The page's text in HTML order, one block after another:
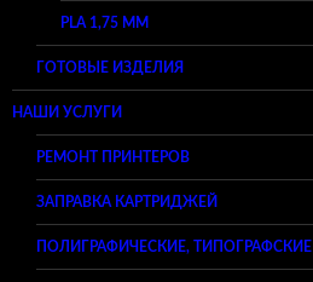
PLA 1,75 ММ
ГОТОВЫЕ ИЗДЕЛИЯ
НАШИ УСЛУГИ
РЕМОНТ ПРИНТЕРОВ
ЗАПРАВКА КАРТРИДЖЕЙ
ПОЛИГРАФИЧЕСКИЕ, ТИПОГРАФСКИЕ